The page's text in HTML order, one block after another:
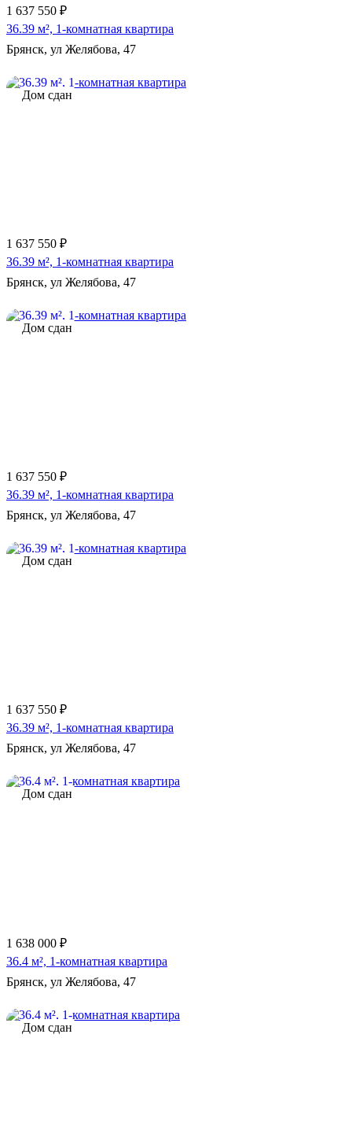
1 637 550 ₽
36.39 м², 1-комнатная квартира
Брянск, ул Желябова, 47
Дом сдан
1 637 550 ₽
36.39 м², 1-комнатная квартира
Брянск, ул Желябова, 47
Дом сдан
1 637 550 ₽
36.39 м², 1-комнатная квартира
Брянск, ул Желябова, 47
Дом сдан
1 637 550 ₽
36.39 м², 1-комнатная квартира
Брянск, ул Желябова, 47
Дом сдан
1 638 000 ₽
36.4 м², 1-комнатная квартира
Брянск, ул Желябова, 47
Дом сдан